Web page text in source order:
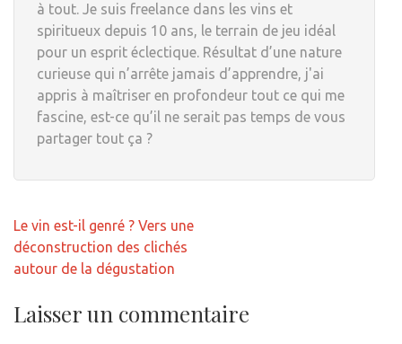
à tout. Je suis freelance dans les vins et
spiritueux depuis 10 ans, le terrain de jeu idéal
pour un esprit éclectique. Résultat d’une nature
curieuse qui n’arrête jamais d’apprendre, j'ai
appris à maîtriser en profondeur tout ce qui me
fascine, est-ce qu’il ne serait pas temps de vous
partager tout ça ?
Navigation
de
l’article
Le vin est-il genré ? Vers une
déconstruction des clichés
autour de la dégustation
Laisser un commentaire